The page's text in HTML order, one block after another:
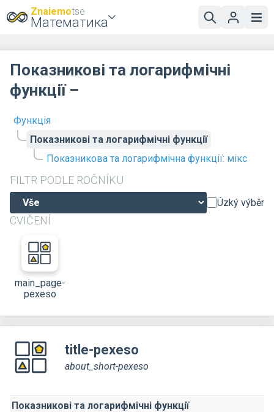
Znaiemotse
Математика
Функція
Показникові та логарифмічні функції
Показникова та логарифмічна функції: мікс
FILTR PODLE ROČNÍKU
Úzký výběr
CVIČENÍ
main_page-
pexeso
Показникові та логарифмічні
функції –
title-pexeso
about_short-pexeso
Показникові та логарифмічні функції